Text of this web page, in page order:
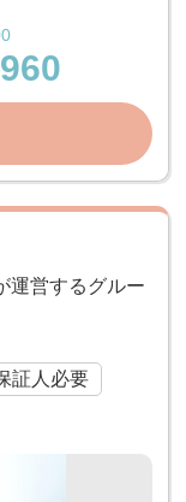
運営するグルー
証人必要